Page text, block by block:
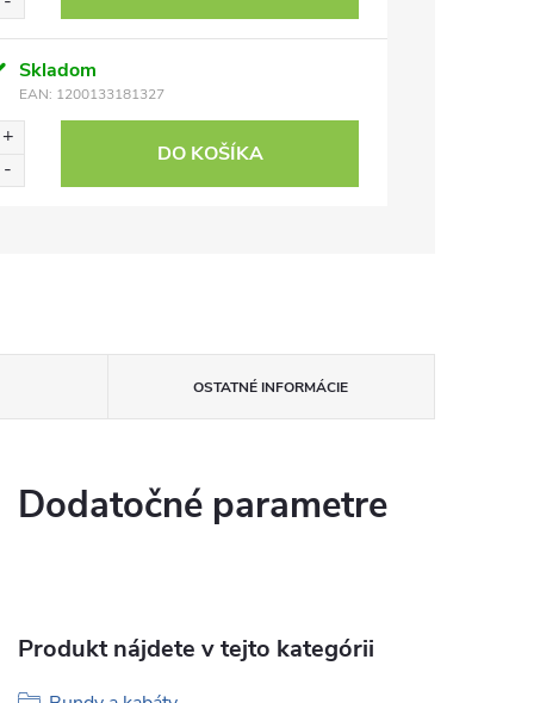
Skladom
EAN: 1200133181327
DO KOŠÍKA
OSTATNÉ INFORMÁCIE
Dodatočné parametre
Produkt nájdete v tejto kategórii